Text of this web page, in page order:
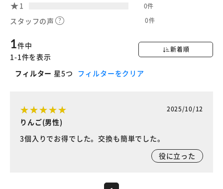
1 0件
スタッフの声 0件
新着順
1件中
1-1件を表示
フィルター 星5つ フィルターをクリア
2025/10/12
りんご(男性)
3個入りでお得でした。交換も簡単でした。
役に立った